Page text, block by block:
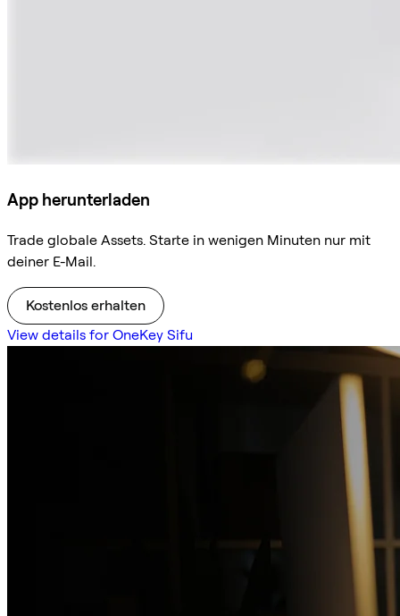
App herunterladen
Trade globale Assets. Starte in wenigen Minuten nur mit
deiner E-Mail.
Kostenlos erhalten
View details for OneKey Sifu